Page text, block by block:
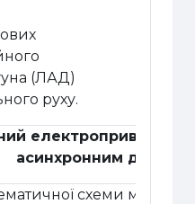
(ЛАД)
руху.
електропривод
асинхронним
схеми